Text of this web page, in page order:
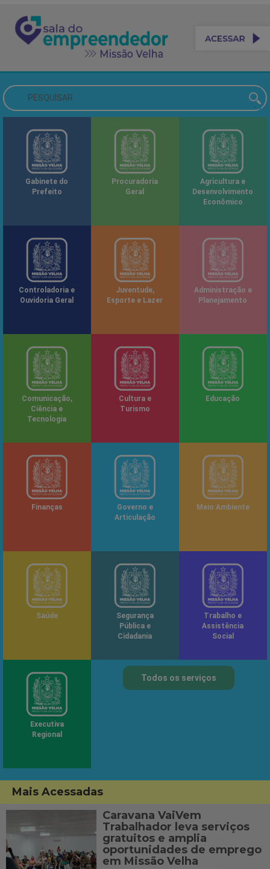
Gabinete do
Prefeito
Procuradoria
Geral
Agricultura e
Desenvolvimento
Econômico
Controladoria e
Ouvidoria Geral
Juventude,
Esporte e Lazer
Administração e
Planejamento
Comunicação,
Ciência e
Tecnologia
Cultura e
Turismo
Educação
Finanças
Governo e
Articulação
Meio Ambiente
Saúde
Segurança
Pública e
Cidadania
Trabalho e
Assistência
Social
Executiva
Regional
Todos os serviços
Mais Acessadas
Caravana VaiVem
Trabalhador leva serviços
gratuitos e amplia
oportunidades de emprego
em Missão Velha